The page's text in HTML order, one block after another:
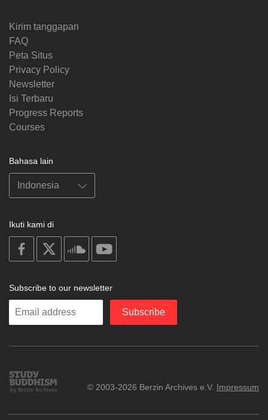
Kirim tanggapan
FAQ
Peta Situs
Privacy Policy
Newsletter
Isi Terbaru
Progress Reports
Courses
Bahasa lain
Ikuti kami di
on
facebook
soundcloud
Subscribe to our newsletter
Enter
Subscribe
Study
Buddhism
© 2003-2026 Berzin Archives e.V. Impressum